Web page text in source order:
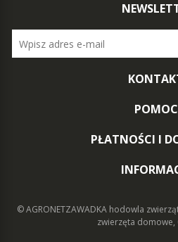
POMOC
PŁATNOŚCI I
© AGRONETZAWADKA hodowla
zwierzęta domowe,